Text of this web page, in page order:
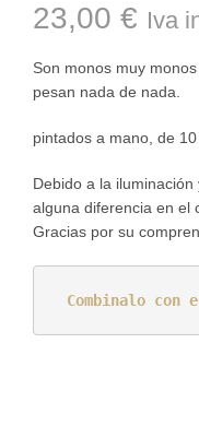
23,00 € Iva
Son monos muy
pesan nada de nada.
pintados a mano, de
Debido a la
alguna diferencia en el
Gracias por su
Combinalo con